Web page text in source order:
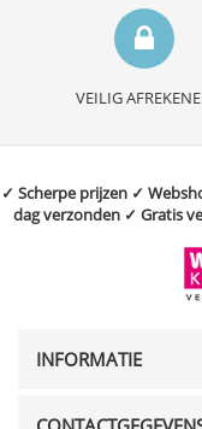
VEILIG
✓ Scherpe prijzen ✓
dag verzonden ✓ Gratis
INFORMATIE